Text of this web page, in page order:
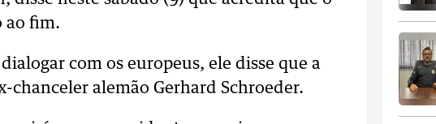
ao fim.
com os europeus, ele disse que a
chanceler alemão Gerhard Schroeder.